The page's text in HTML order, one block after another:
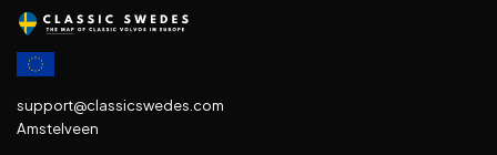
support@classicswedes.com
Amstelveen